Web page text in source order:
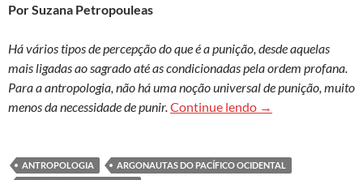
Por Suzana Petropouleas
Há vários tipos de percepção do que é a punição, desde aquelas
mais ligadas ao sagrado até as condicionadas pela ordem profana.
Para a antropologia, não há uma noção universal de punição, muito
menos da necessidade de punir.Continue lendo Mesmo crime,
→
ANTROPOLOGIA
ARGONAUTAS DO PACÍFICO OCIDENTAL